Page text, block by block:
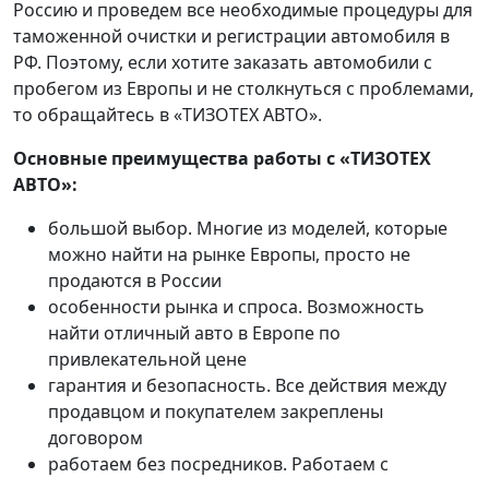
Россию и проведем все необходимые процедуры для
таможенной очистки и регистрации автомобиля в
РФ. Поэтому, если хотите заказать автомобили с
пробегом из Европы и не столкнуться с проблемами,
то обращайтесь в «ТИЗОТЕХ АВТО».
Основные преимущества работы с «ТИЗОТЕХ
АВТО»:
большой выбор. Многие из моделей, которые
можно найти на рынке Европы, просто не
продаются в России
особенности рынка и спроса. Возможность
найти отличный авто в Европе по
привлекательной цене
гарантия и безопасность. Все действия между
продавцом и покупателем закреплены
договором
работаем без посредников. Работаем с